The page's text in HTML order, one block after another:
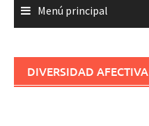
Menú principal
DIVERSIDAD AFECTIVA